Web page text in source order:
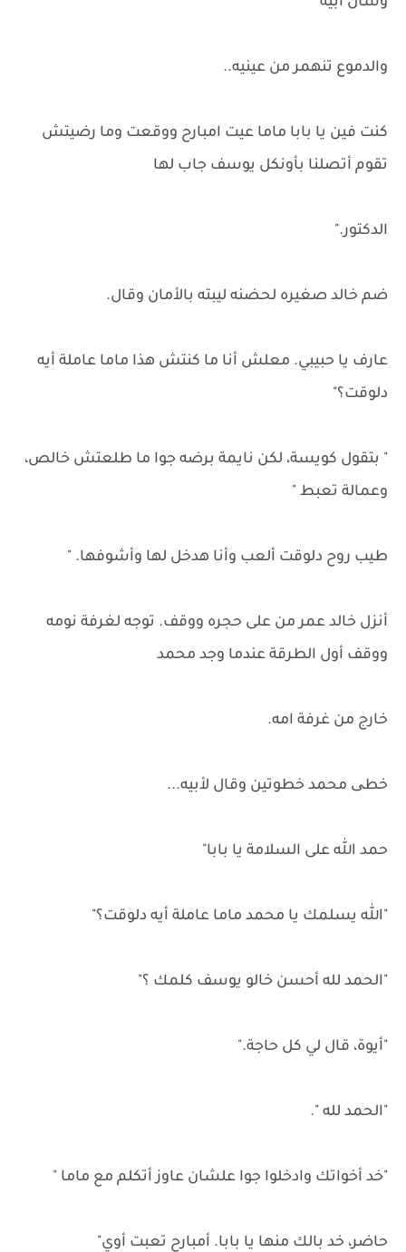
والدموع تنهمر من عينيه..
كنت فين يا بابا ماما عيت امبارح ووقعت وما رضيتش
تقوم أتصلنا بأونكل يوسف جاب لها
الدكتور."
ضم خالد صغيره لحضنه ليبته بالأمان وقال.
عارف يا حبيبي. معلش أنا ما كنتش هذا ماما عاملة أيه
دلوقت؟"
" بتقول كويسة، لكن نايمة برضه جوا ما طلعتش خالص،
وعمالة تعبط "
طيب روح دلوقت ألعب وأنا هدخل لها وأشوفها. "
أنزل خالد عمر من على حجره ووقف. توجه لغرفة نومه
ووقف أول الطرقة عندما وجد محمد
خارج من غرفة امه.
خطی محمد خطوتين وقال لأبيه...
حمد الله على السلامة يا بابا"
"الله يسلمك يا محمد ماما عاملة أيه دلوقت؟"
"الحمد لله أحسن خالو يوسف كلمك ؟"
"أيوة، قال لي كل حاجة."
"الحمد لله ".
"خد أخواتك وادخلوا جوا علشان عاوز أتكلم مع ماما "
حاضر، خد بالك منها يا بابا. أمبارح تعبت أوي"